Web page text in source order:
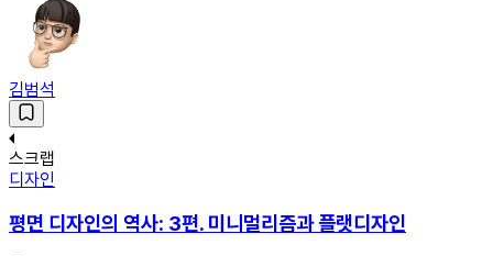
김범석
스크랩
디자인
평면 디자인의 역사: 3편. 미니멀리즘과 플랫디자인